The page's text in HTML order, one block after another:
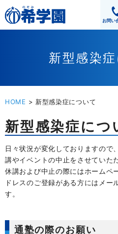
お問い
新型感染
HOME > 新型感染症について
新型感染症につ
日々状況が変化しておりますので
講やイベントの中止をさせていた
休講および中止の際にはホームペ
ドレスのご登録がある方にはメー
す。
通塾の際のお願い